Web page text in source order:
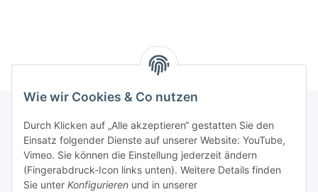
Wie wir Cookies & Co nutzen
Durch Klicken auf „Alle akzeptieren“ gestatten Sie den
Einsatz folgender Dienste auf unserer Website: YouTube,
Vimeo. Sie können die Einstellung jederzeit ändern
(Fingerabdruck-Icon links unten). Weitere Details finden
Sie unter Konfigurieren und in unserer
Informationen
Gesetzliche Informationen